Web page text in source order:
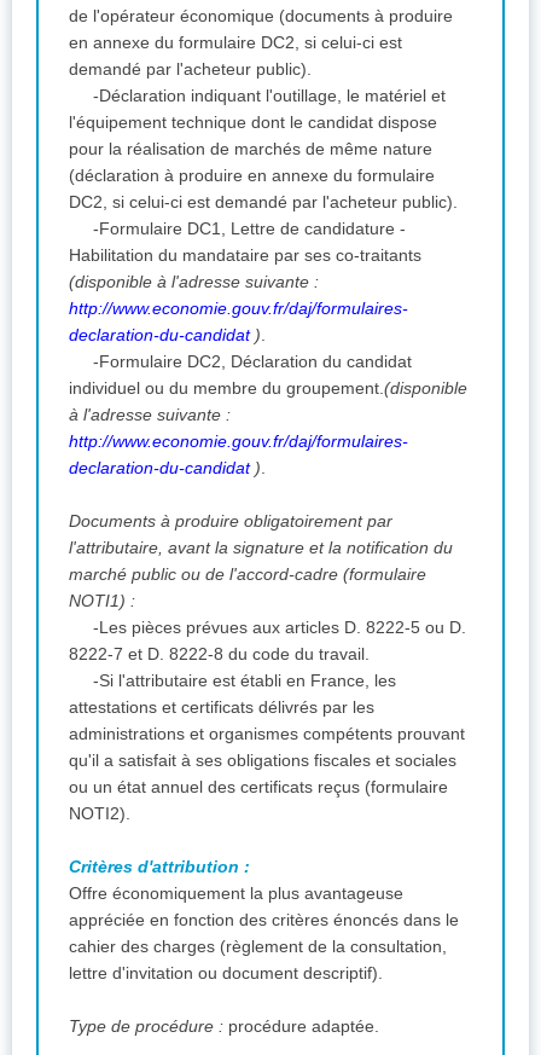
de l'opérateur économique (documents à produire
en annexe du formulaire DC2, si celui-ci est
demandé par l'acheteur public).
-Déclaration indiquant l'outillage, le matériel et
l'équipement technique dont le candidat dispose
pour la réalisation de marchés de même nature
(déclaration à produire en annexe du formulaire
DC2, si celui-ci est demandé par l'acheteur public).
-Formulaire DC1, Lettre de candidature -
Habilitation du mandataire par ses co-traitants
(disponible à l'adresse suivante :
http://www.economie.gouv.fr/daj/formulaires-
declaration-du-candidat)
-Formulaire DC2, Déclaration du candidat
individuel ou du membre du groupement. (disponible
à l'adresse suivante :
http://www.economie.gouv.fr/daj/formulaires-
declaration-du-candidat)
Documents à produire obligatoirement par
l'attributaire, avant la signature et la notification du
marché public ou de l'accord-cadre (formulaire
NOTI1) :
-Les pièces prévues aux articles D. 8222-5 ou D.
8222-7 et D. 8222-8 du code du travail.
-Si l'attributaire est établi en France, les
attestations et certificats délivrés par les
administrations et organismes compétents prouvant
qu'il a satisfait à ses obligations fiscales et sociales
ou un état annuel des certificats reçus (formulaire
NOTI2).
Critères d'attribution :
Offre économiquement la plus avantageuse
appréciée en fonction des critères énoncés dans le
cahier des charges (règlement de la consultation,
lettre d'invitation ou document descriptif).
Type de procédure : procédure adaptée.